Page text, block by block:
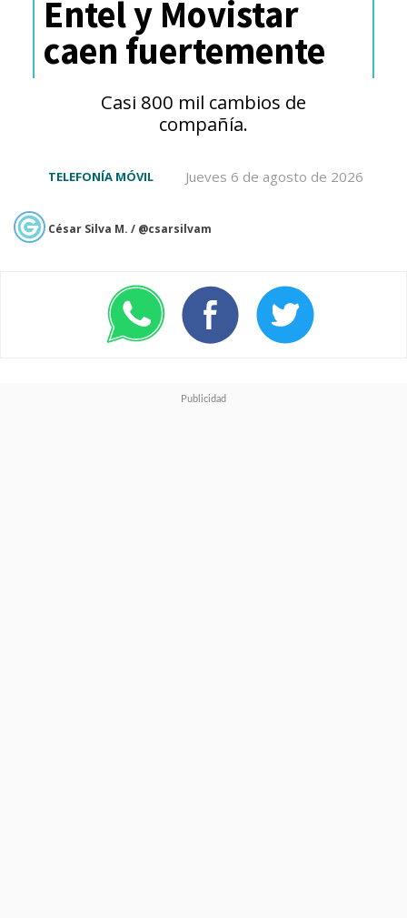
Ventajas de la eSIM de
Motorola
conexión se establece con la red
local más potente disponible,
de operadores globales
Entel y Movistar
caen fuertemente
Casi 800 mil cambios de
compañía.
Jueves 6 de agosto de 2026
TELEFONÍA MÓVIL
César Silva M. / @csarsilvam